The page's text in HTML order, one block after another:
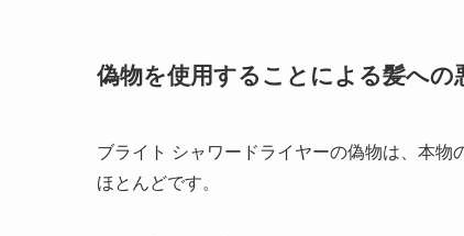
偽物を使用することによる髪への
ブライト シャワードライヤーの偽物は、本
ほとんどです。